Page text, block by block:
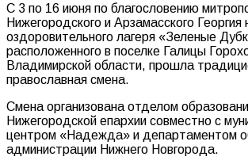
С 3 по 16 июня по благословению
Нижегородского и Арзамасского Георгия
оздоровительного лагеря «Зеленые
расположенного в поселке Галицы
Владимирской области, прошла
православная смена.
Смена организована отделом
Нижегородской епархии совместно с
центром «Надежда» и департаментом
администрации Нижнего Новгорода.